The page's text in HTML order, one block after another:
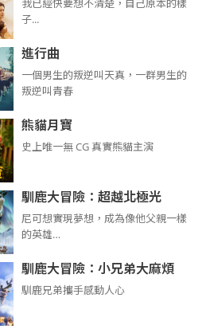
我已經快要想不清楚，自己原本的樣
子...
進行曲
​​​一個男生的叛逆叫天真，一群男生的
叛逆叫青春
熊貓月寶
史上唯一無 CG 真實熊貓主演
馴鹿大冒險：超越北極光
尼可想實現夢想，成為像他父親一樣
的英雄…
馴鹿大冒險：小兄弟大麻煩
馴鹿兄弟攜手感動人心